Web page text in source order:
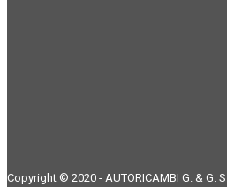
Copyright © 2020 - AUTORICAMBI G. & G.